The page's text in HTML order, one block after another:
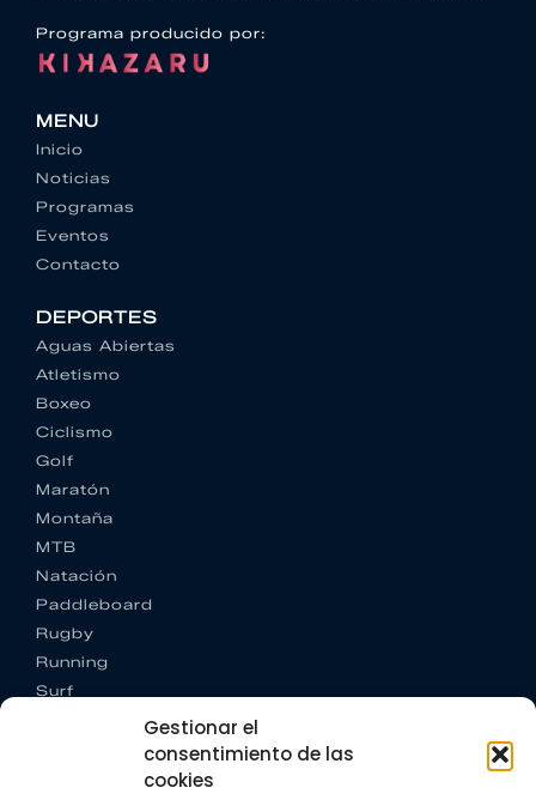
Gestionar el
consentimiento de las
cookies
Programa producido por:
MENU
Inicio
Noticias
Programas
Eventos
Contacto
DEPORTES
Aguas Abiertas
Atletismo
Boxeo
Ciclismo
Golf
Maratón
Montaña
MTB
Natación
Paddleboard
Rugby
Running
Surf
Trail running